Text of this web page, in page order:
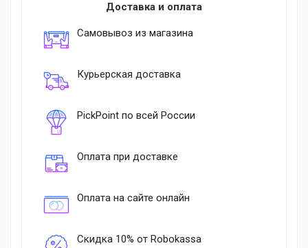
Доставка и оплата
Самовывоз из магазина
Курьерская доставка
PickPoint по всей России
Оплата при доставке
Оплата на сайте онлайн
Скидка 10% от Robokassa